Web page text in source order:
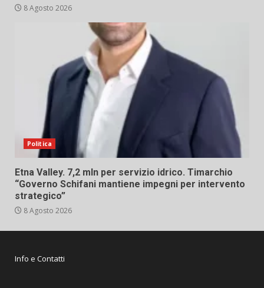
8 Agosto 2026
Politica
Etna Valley. 7,2 mln per servizio idrico. Timarchio
“Governo Schifani mantiene impegni per intervento
strategico”
8 Agosto 2026
Info e Contatti